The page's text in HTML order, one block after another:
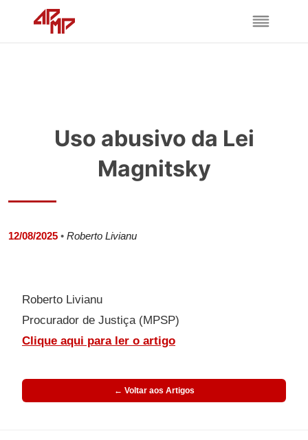
Uso abusivo da Lei
Magnitsky
12/08/2025 • Roberto Livianu
Roberto Livianu
Procurador de Justiça (MPSP)
Clique aqui para ler o artigo
← Voltar aos Artigos